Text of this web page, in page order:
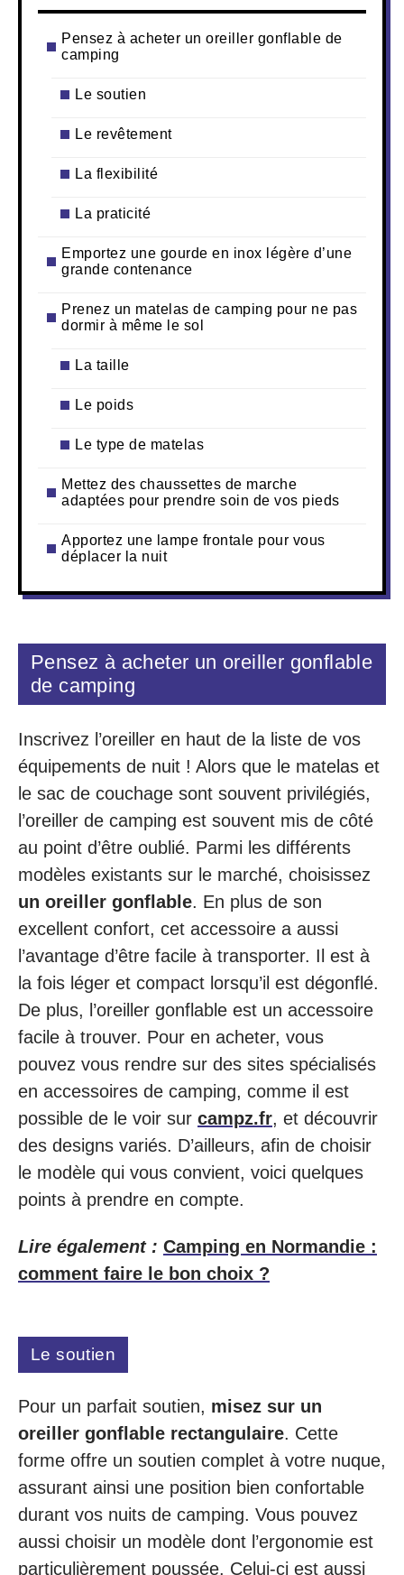
Pensez à acheter un oreiller gonflable de
camping
Le soutien
Le revêtement
La flexibilité
La praticité
Emportez une gourde en inox légère d’une
grande contenance
Prenez un matelas de camping pour ne pas
dormir à même le sol
La taille
Le poids
Le type de matelas
Mettez des chaussettes de marche
adaptées pour prendre soin de vos pieds
Apportez une lampe frontale pour vous
déplacer la nuit
Pensez à acheter un oreiller gonflable
de camping
Inscrivez l’oreiller en haut de la liste de vos
équipements de nuit ! Alors que le matelas et
le sac de couchage sont souvent privilégiés,
l’oreiller de camping est souvent mis de côté
au point d’être oublié. Parmi les différents
modèles existants sur le marché, choisissez
un oreiller gonflable. En plus de son
excellent confort, cet accessoire a aussi
l’avantage d’être facile à transporter. Il est à
la fois léger et compact lorsqu’il est dégonflé.
De plus, l’oreiller gonflable est un accessoire
facile à trouver. Pour en acheter, vous
pouvez vous rendre sur des sites spécialisés
en accessoires de camping, comme il est
possible de le voir sur campz.fr, et découvrir
des designs variés. D’ailleurs, afin de choisir
le modèle qui vous convient, voici quelques
points à prendre en compte.
Lire également : Camping en Normandie :
comment faire le bon choix ?
Le soutien
Pour un parfait soutien, misez sur un
oreiller gonflable rectangulaire. Cette
forme offre un soutien complet à votre nuque,
assurant ainsi une position bien confortable
durant vos nuits de camping. Vous pouvez
aussi choisir un modèle dont l’ergonomie est
particulièrement poussée. Celui-ci est aussi